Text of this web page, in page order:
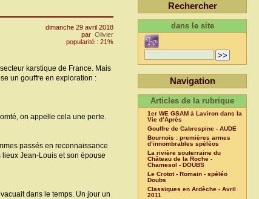
dimanche 29 avril 2018
par Olivier
popularité : 21%
karstique de France. Mais
un gouffre en exploration :
on appelle cela une perte.
passés en reconnaissance
Jean-Louis et son épouse
dans le temps. Un jour un
Rechercher
dans le site
Navigation
Articles de la rubrique
1er WE GSAM à Laviron dans la
Vie d’Après
Gouffre de Cabrespine - AUDE
Bournois : premières armes
d’innombrables spéléos
La rivière souterraine du
Château de la Roche -
Chamesol - DOUBS
Le Crotot - Romain - spéléo
Doubs
Classiques en Ardèche - Avril
2011